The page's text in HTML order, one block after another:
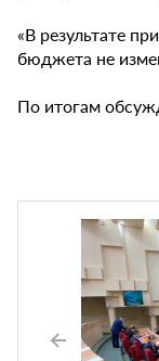
«В результате
бюджета не
По итогам